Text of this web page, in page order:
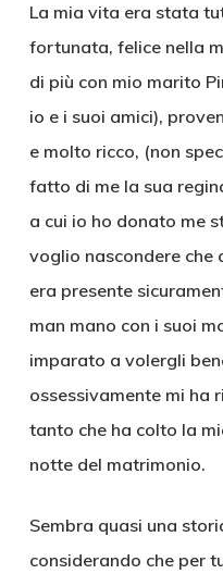
La mia vita era stata
fortunata, felice nella
di più con mio marito
io e i suoi amici),
e molto ricco, (non
fatto di me la sua
a cui io ho donato me
voglio nascondere che
era presente
man mano con i suoi
imparato a volergli
ossessivamente mi ha
tanto che ha colto la
notte del matrimonio.
Sembra quasi una
considerando che per